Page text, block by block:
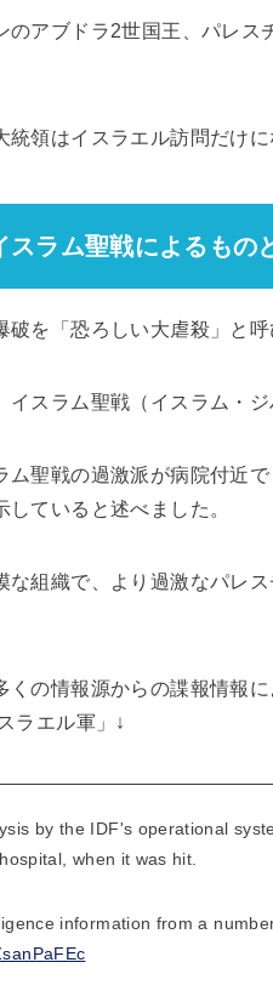
のアブドラ2世国王、パレ
統領はイスラエル訪問だけに
スラム聖戦によるもの
破を「恐ろしい大虐殺」と
イスラム聖戦（イスラム・
ム聖戦の過激派が病院付近
ていると述べました。
な組織で、より過激なパレ
くの情報源からの諜報情報
ラエル軍」↓
by the IDF's operational
when it was hit.
information from a